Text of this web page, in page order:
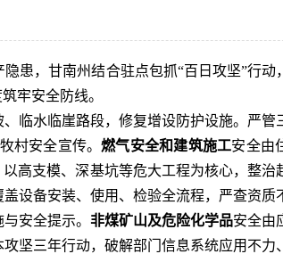
患，甘南州结合驻点包抓“百日攻坚”行动
牢安全防线。
临水临崖路段，修复增设防护设施。严管
村安全宣传。燃气安全和建筑施工安全由
高支模、深基坑等危大工程为核心，整治
设备安装、使用、检验全流程，严查资质
安全提示。 非煤矿山及危险化学品安全由
坚三年行动，破解部门信息系统应用不力